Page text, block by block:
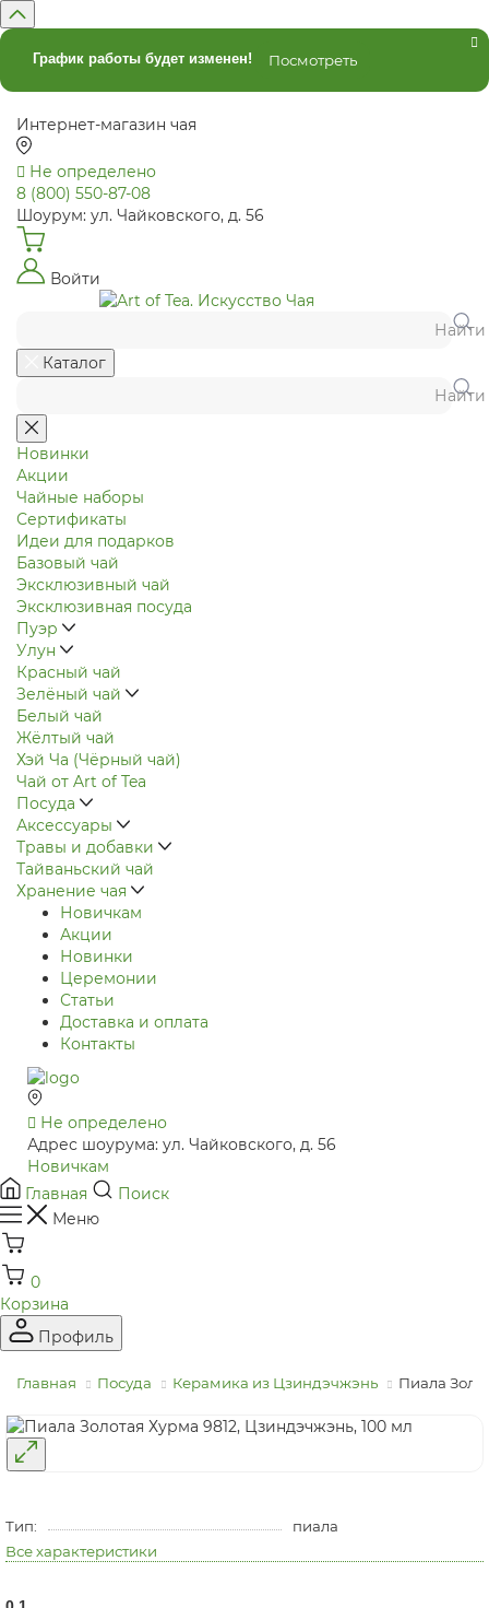
График работы будет изменен! Посмотреть
Интернет-магазин чая
Не определено
8 (800) 550-87-08
Шоурум: ул. Чайковского, д. 56
Войти
Найти
Каталог
Найти
Новинки
Акции
Чайные наборы
Сертификаты
Идеи для подарков
Базовый чай
Эксклюзивный чай
Эксклюзивная посуда
Пуэр
Улун
Красный чай
Зелёный чай
Белый чай
Жёлтый чай
Хэй Ча (Чёрный чай)
Чай от Art of Tea
Посуда
Аксессуары
Травы и добавки
Тайваньский чай
Хранение чая
Новичкам
Акции
Новинки
Церемонии
Статьи
Доставка и оплата
Контакты
Не определено
Адрес шоурума: ул. Чайковского, д. 56
Новичкам
Главная
Поиск
Меню
0
Корзина
Профиль
Главная Посуда Керамика из Цзиндэчжэнь Пиала
Тип:
пиала
Все характеристики